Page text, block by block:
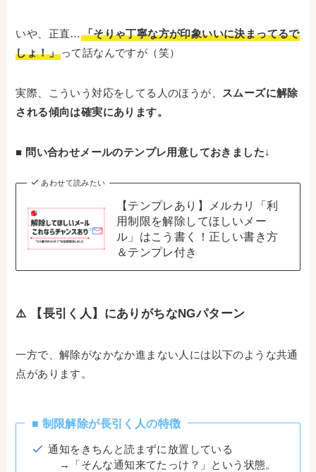
いや、正直… 「そりゃ丁寧な方が印象いいに決まってるで
しょ！」 って話なんですが（笑）
実際、こういう対応をしてる人のほうが、
スムーズに解除
される傾向は確実にあります。
■ 問い合わせメールのテンプレ用意しておきました↓
あわせて読みたい
【テンプレあり】メルカリ「利
用制限を解除してほしいメー
ル」はこう書く！正しい書き方
＆テンプレ付き
⚠️ 【長引く人】にありがちなNGパターン
一方で、解除がなかなか進まない人には以下のような共通
点があります。
■ 制限解除が長引く人の特徴
通知をきちんと読まずに放置している
→「そんな通知来てたっけ？」という状態。